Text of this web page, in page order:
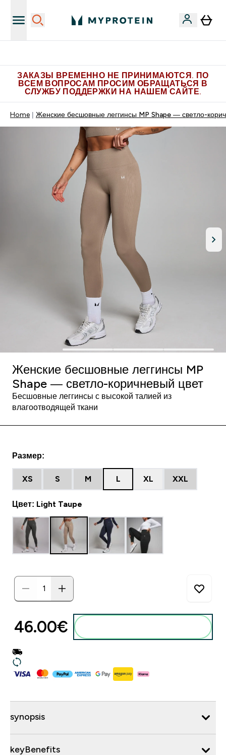
ЗАКАЗЫ ВРЕМЕННО НЕ ПРИНИМАЮТСЯ. ПО
ВСЕМ ВОПРОСАМ ПРОСИМ ОБРАЩАТЬСЯ В
СЛУЖБУ ПОДДЕРЖКИ НА НАШЕМ САЙТЕ.
Home Женские бесшовные леггинсы MP Shape — светло-
Женские бесшовные леггинсы MP
Shape — светло-коричневый цвет
Бесшовные леггинсы с высокой талией из
влагоотводящей ткани
Размер:
XS S M L XL XXL
Цвет: Light Taupe
46.00€‎
synopsis
keyBenefits